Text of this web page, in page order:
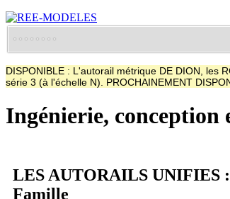
DISPONIBLE : L'autorail métrique DE DION, les
série 3 (à l'échelle N). PROCHAINEMENT
Ingénierie, conception
LES AUTORAILS UNIFIES
Famille